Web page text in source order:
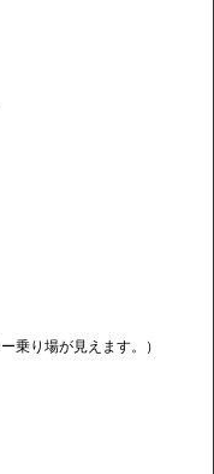
乗り場が見えます。）